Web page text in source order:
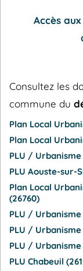
Accès
Consultez les
commune du
Plan Local
Plan Local
PLU /
PLU Aouste-sur-
Plan Local
(26760)
PLU /
PLU /
PLU /
PLU Chabeuil